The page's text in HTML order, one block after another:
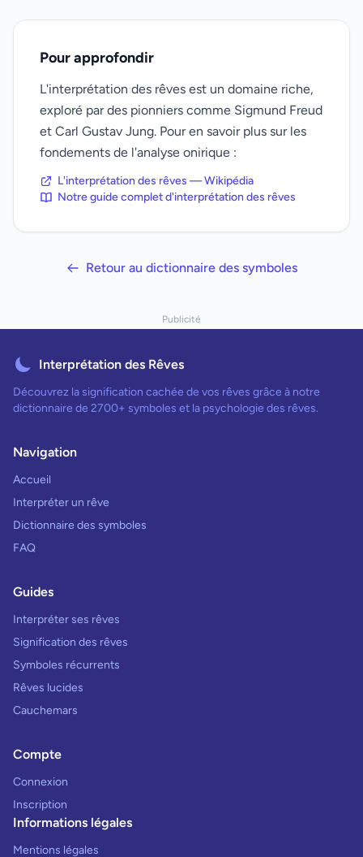
Pour approfondir
L'interprétation des rêves est un domaine riche,
exploré par des pionniers comme Sigmund Freud
et Carl Gustav Jung. Pour en savoir plus sur les
fondements de l'analyse onirique :
L'interprétation des rêves — Wikipédia
Notre guide complet d'interprétation des rêves
Retour au dictionnaire des symboles
Publicité
Interprétation des Rêves
Découvrez la signification cachée de vos rêves grâce à notre
dictionnaire de 2700+ symboles et la psychologie des rêves.
Navigation
Accueil
Interpréter un rêve
Dictionnaire des symboles
FAQ
Guides
Interpréter ses rêves
Signification des rêves
Symboles récurrents
Rêves lucides
Cauchemars
Compte
Connexion
Inscription
Informations légales
Mentions légales